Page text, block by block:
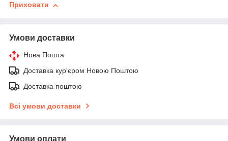
Приховати
Умови доставки
Нова Пошта
Доставка кур'єром Новою Поштою
Доставка поштою
Всі умови доставки
Умови оплати